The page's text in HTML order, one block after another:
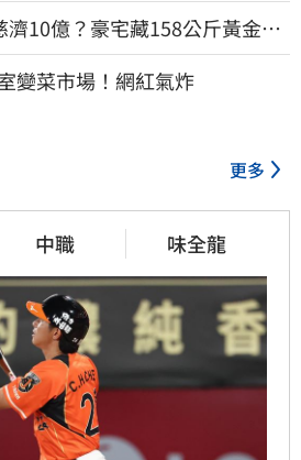
濟10億？豪宅藏158公斤黃金
變菜市場！網紅氣炸
更多
中職 味全龍